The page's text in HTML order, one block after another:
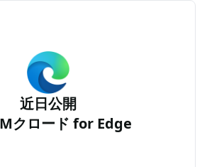
近日公開
クロード for Edge